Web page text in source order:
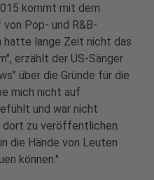
kommt mit dem
Pop- und R&B-
hatte lange Zeit nicht das
erzählt der US-Sänger
über die Gründe für die
mich nicht auf
und war nicht
zu veröffentlichen.
die Hände von Leuten
können."